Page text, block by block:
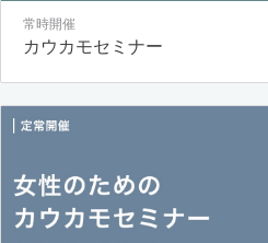
常時開催
カウカモセミナー